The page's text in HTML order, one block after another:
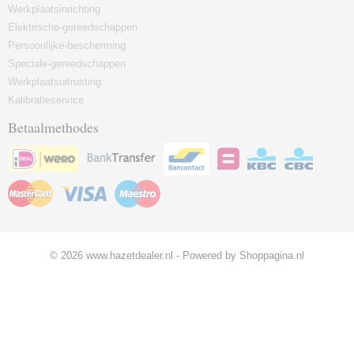
Werkplaatsinrichting
Elektrische-gereedschappen
Persoonlijke-bescherming
Speciale-gereedschappen
Werkplaatsuitrusting
Kalibratieservice
Betaalmethodes
© 2026 www.hazetdealer.nl - Powered by Shoppagina.nl